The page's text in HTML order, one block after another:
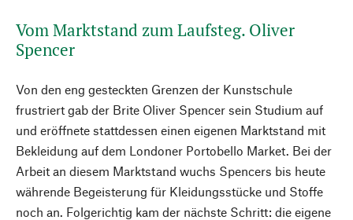
Vom Marktstand zum Laufsteg. Oliver
Spencer
Von den eng gesteckten Grenzen der Kunstschule
frustriert gab der Brite Oliver Spencer sein Studium auf
und eröffnete stattdessen einen eigenen Marktstand mit
Bekleidung auf dem Londoner Portobello Market. Bei der
Arbeit an diesem Marktstand wuchs Spencers bis heute
währende Begeisterung für Kleidungsstücke und Stoffe
noch an. Folgerichtig kam der nächste Schritt: die eigene